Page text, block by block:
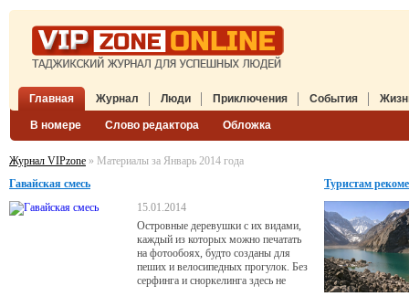
Главная Журнал
В номере Слово редактора Обложка
Люди Приключения События
Журнал VIPzone » Материалы за Январь 2014 года
Гавайская смесь
15.01.2014
Островные деревушки с их видами,
каждый из которых можно печатать
на фотообоях, будто созданы для
пеших и велосипедных прогулок. Без
серфинга и сноркелинга здесь не
Туристам